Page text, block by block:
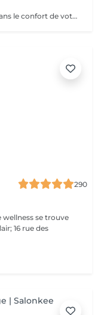
Pour ce service nous nous déplaçons dans le confort de votre domicile avec notre table péri-natale Déplacement à Luxembourg ville ou alentours proches uniquement Le but du massage sera d'adapter la séance de sorte à vous permettre de profiter pleinement d'un massage normal, en vous allongeant notamment sur le ventre grâce à un espace prévu pour le ventre dans la table. Ainsi nous ne masserons pas votre ventre mais les zones musculaires de votre choix en fonction de vos douleurs, tensions, ou rétention. Le massage durera entre 1h et 1h30 (selon votre réservation) et débutera après notre temps de trajet et installation. Ainsi pour un rendez-vous pris à 12h, prévoyez que le massage commence vers 12h30.
290
wellness se trouve
16 rue des